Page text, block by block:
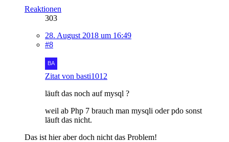
Reaktionen
303
28. August 2018 um 16:49
#8
Zitat von basti1012
läuft das noch auf mysql ?
weil ab Php 7 brauch man mysqli oder pdo sonst
läuft das nicht.
Das ist hier aber doch nicht das Problem!